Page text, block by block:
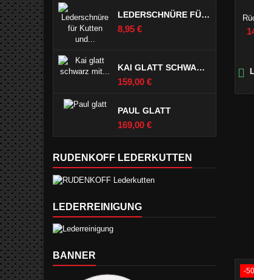
LEDERSCHNÜRE FÜR KUTTEN UND LEDERJEANS SCHWARZ
Preis
8,95 €
KAI GLATT SCHWARZ MIT PASPELTSCHEN
Preis
159,00 €
PAUL GLATT
Preis
169,00 €
RUDENKOFF LEDERKUTTEN
LEDERREINIGUNG
BANNER

-